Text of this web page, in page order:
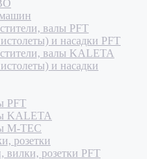
валы PFT
и насадки PFT
валы KALETA
и насадки
PFT
KALETA
M-TEC
розетки
вилки, розетки PFT